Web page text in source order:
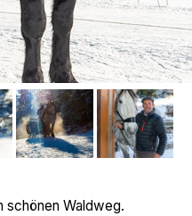
schönen Waldweg.